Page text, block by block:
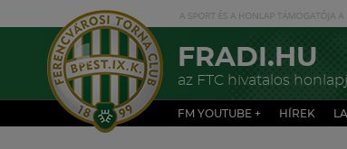
FRADI.HU
az FTC hivatalos
FM YOUTUBE + HÍREK